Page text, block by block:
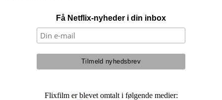
Få Netflix-nyheder i din inbox
Flixfilm er blevet omtalt i følgende medier: